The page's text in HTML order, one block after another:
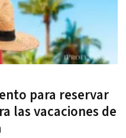
para reservar
las vacaciones de